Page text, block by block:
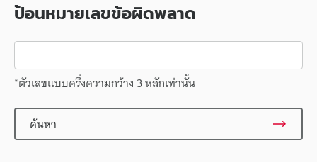
ป้อนหมายเลขข้อผิดพลาด
*ตัวเลขแบบครึ่งความกว้าง 3 หลักเท่านั้น
ค้นหา